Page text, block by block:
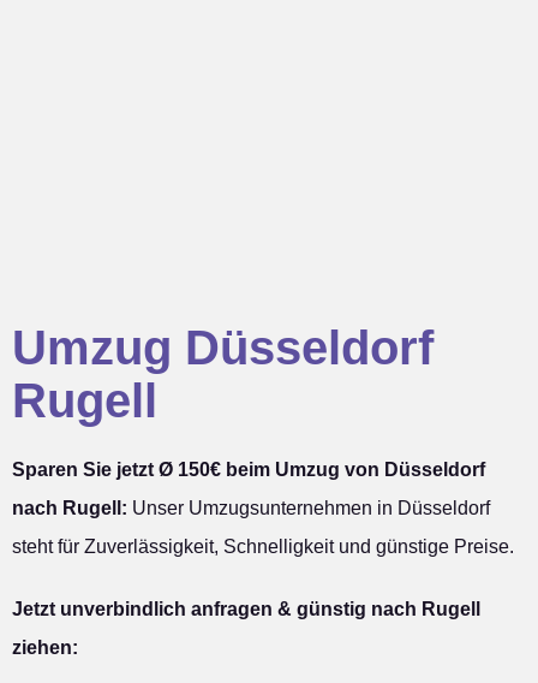
Umzug Düsseldorf
Rugell
Sparen Sie jetzt Ø 150€ beim Umzug von Düsseldorf
nach Rugell: Unser Umzugsunternehmen in Düsseldorf
steht für Zuverlässigkeit, Schnelligkeit und günstige Preise.
Jetzt unverbindlich anfragen & günstig nach Rugell
ziehen: